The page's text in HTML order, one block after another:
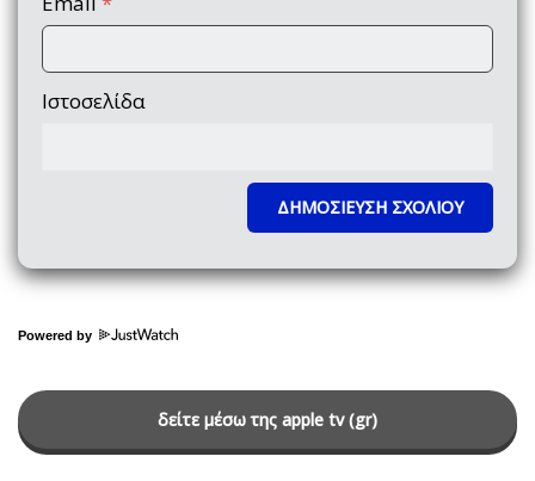
Ιστοσελίδα
Powered by
δείτε μέσω της apple tv (gr)